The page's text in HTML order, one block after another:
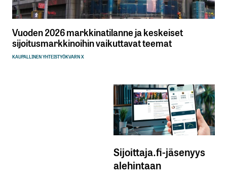
Vuoden 2026 markkinatilanne ja keskeiset
sijoitusmarkkinoihin vaikuttavat teemat
KAUPALLINEN YHTEISTYÖKVARN X
Sijoittaja.fi-jäsenyys
alehintaan